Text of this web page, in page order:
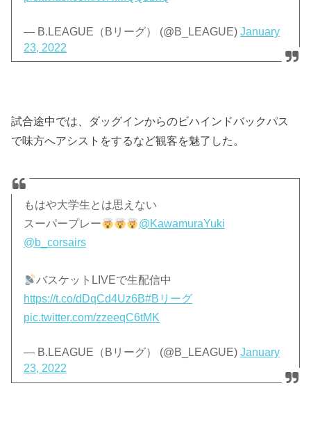
— B.LEAGUE（Bリーグ） (@B_LEAGUE)January
23, 2022
試合途中では、ダッグインからのビハインドバックパス
で味方へアシストをするなど観客を魅了した。
もはや大学生とは思えない
スーパープレー
@KawamuraYuki
@b_corsairs
バスケットLIVEで生配信中
https://t.co/dDqCd4Uz6B#Bリーグ
pic.twitter.com/zzeeqC6tMK
— B.LEAGUE（Bリーグ） (@B_LEAGUE)January
23, 2022